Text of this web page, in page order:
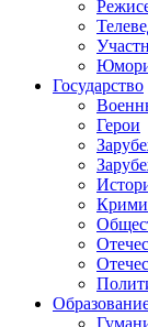
Государство
Герои